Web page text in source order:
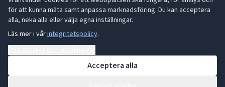
för att kunna mäta samt anpassa marknadsföring. Du kan acceptera
alla, neka alla eller välja egna inställningar.
Läs mer i vårintegritetspolicy.
Acceptera alla